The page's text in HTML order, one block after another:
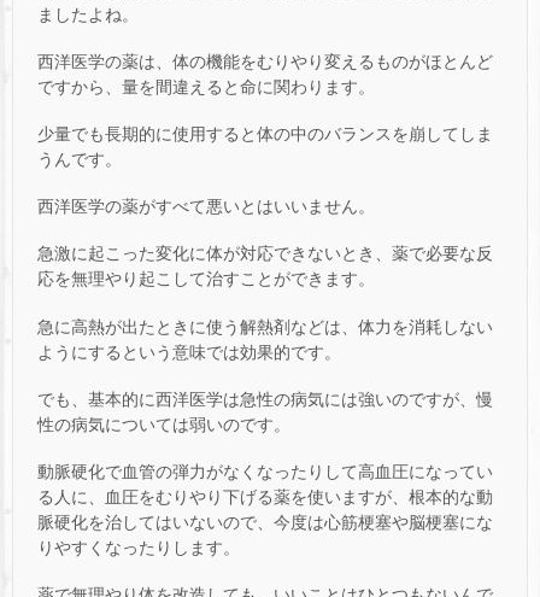
ましたよね。
西洋医学の薬は、体の機能をむりやり変えるものがほとんど
ですから、量を間違えると命に関わります。
少量でも長期的に使用すると体の中のバランスを崩してしま
うんです。
西洋医学の薬がすべて悪いとはいいません。
急激に起こった変化に体が対応できないとき、薬で必要な反
応を無理やり起こして治すことができます。
急に高熱が出たときに使う解熱剤などは、体力を消耗しない
ようにするという意味では効果的です。
でも、基本的に西洋医学は急性の病気には強いのですが、慢
性の病気については弱いのです。
動脈硬化で血管の弾力がなくなったりして高血圧になってい
る人に、血圧をむりやり下げる薬を使いますが、根本的な動
脈硬化を治してはいないので、今度は心筋梗塞や脳梗塞にな
りやすくなったりします。